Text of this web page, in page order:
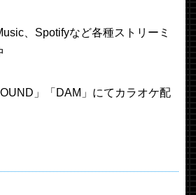
、Spotifyなど各種ストリーミ
」「DAM」にてカラオケ配